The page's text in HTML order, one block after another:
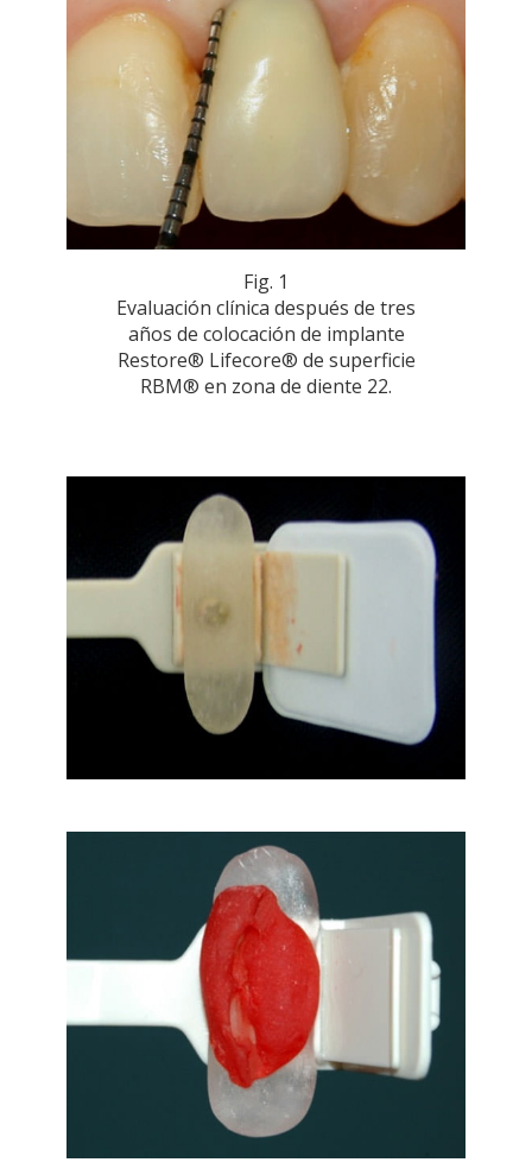
Fig. 1
Evaluación clínica después de tres
años de colocación de implante
Restore® Lifecore® de superficie
RBM® en zona de diente 22.